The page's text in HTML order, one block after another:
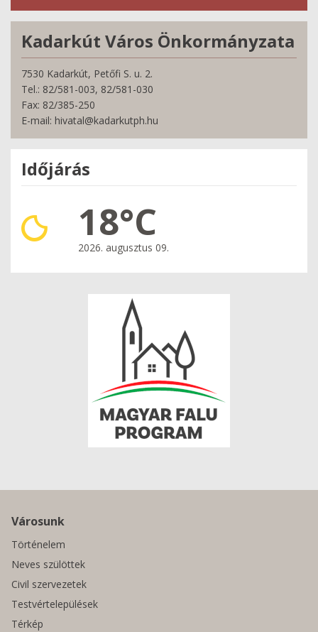
Kadarkút Város Önkormányzata
7530 Kadarkút, Petőfi S. u. 2.
Tel.: 82/581-003, 82/581-030
Fax: 82/385-250
E-mail: hivatal@kadarkutph.hu
Időjárás
18°C
2026. augusztus 09.
Városunk
Történelem
Neves szülöttek
Civil szervezetek
Testvértelepülések
Térkép